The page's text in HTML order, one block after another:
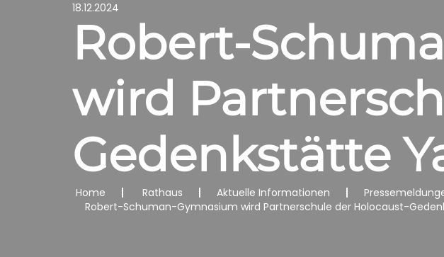
18.12.2024
Robert-
wird
Gedenkstätte
Home Rathaus Aktuelle Informationen
Robert-Schuman-Gymnasium wird Partnerschule der Holocaust-